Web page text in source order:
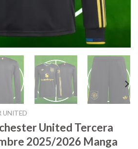
UNITED
United Tercera
2025/2026 Manga